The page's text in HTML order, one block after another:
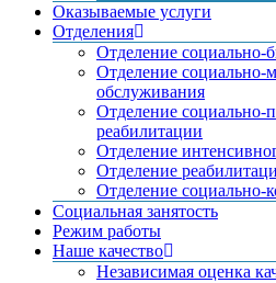
Оказываемые услуги
Отделения
Отделение социально-
Отделение социально-
обслуживания
Отделение социально-
реабилитации
Отделение
Отделение
Отделение социально-
Социальная занятость
Режим работы
Наше качество
Независимая оценка